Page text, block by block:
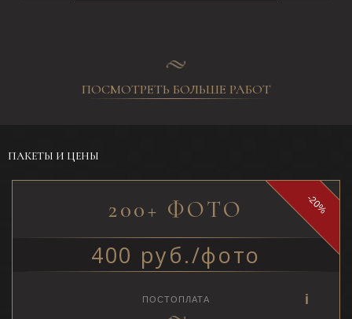
ПОСМОТРЕТЬ БОЛЬШЕ РАБОТ
ПАКЕТЫ И ЦЕНЫ
-20%
200+ ФОТО
400 руб./фото
ПОСТОПЛАТА